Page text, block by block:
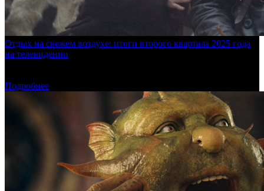
Отдых на свежем воздухе: итоги второго квартала 2025 года
на телевидении
Подробнее